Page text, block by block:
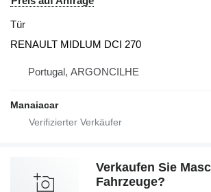
Tür
RENAULT MIDLUM DCI 270
Portugal, ARGONCILHE
Manaiacar
Verkaufen Sie
Fahrzeuge?